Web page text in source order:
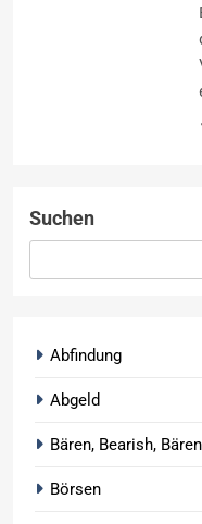
Suchen
Abfindung
Abgeld
Bären, Bearish,
Börsen